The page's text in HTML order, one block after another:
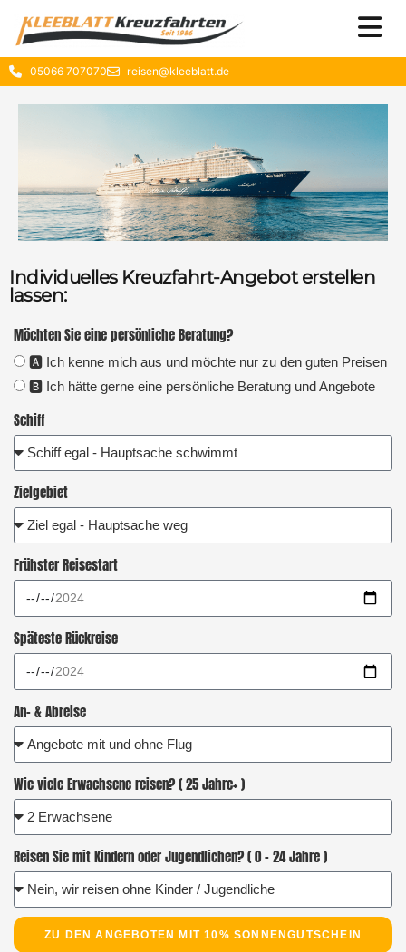
05066 707070 reisen@kleeblatt.de
Individuelles Kreuzfahrt-Angebot erstellen
lassen:
Möchten Sie eine persönliche Beratung?
🅰️ Ich kenne mich aus und möchte nur zu den guten Preisen
🅱️ Ich hätte gerne eine persönliche Beratung und Angebote
Schiff
Zielgebiet
Frühster Reisestart
Späteste Rückreise
An- & Abreise
Wie viele Erwachsene reisen? ( 25 Jahre+ )
Reisen Sie mit Kindern oder Jugendlichen? ( 0 - 24 Jahre )
ZU DEN ANGEBOTEN MIT 10% SONNENGUTSCHEIN